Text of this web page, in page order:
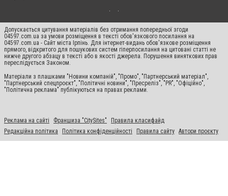
Допускається цитування матеріалів без отримання попередньої згоди
04597.com.ua за умови розміщення в тексті обов'язкового посилання на
04597.com.ua - Сайт міста Ірпінь. Для інтернет-видань обов'язкове розміщення
прямого, відкритого для пошукових систем гіперпосилання на цитовані статті не
нижче другого абзацу в тексті або в якості джерела. Порушення виняткових прав
переслідується Законом.
Матеріали з плашками "Новини компаній", "Промо", "Партнерський матеріал",
"Партнерський спецпроєкт", "Політичні новини", "Пресреліз", "PR", "Офіційно",
"Політична реклама" публікуються на правах реклами.
Реклама на сайті Франшиза "CitySites"
Правила класифайд
Редакційна політика
Політика конфіденційності Правила сайту Автори проєкту